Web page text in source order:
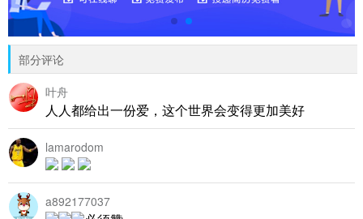
部分评论
叶舟
人人都给出一份爱，这个世界会变得更加美好
lamarodom
a892177037